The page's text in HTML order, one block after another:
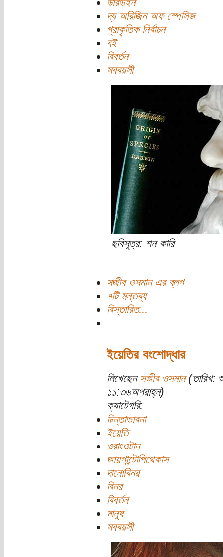
ডারউইন
দ্য অরিজিন অফ স্পেসিজ
প্রাকৃতিক নির্বাচন
বই
বিবর্তন
সববয়সী
ছবিসূত্র: শন কারি
সজীব ওসমান এর ব্লগ
৭টি মন্তব্য
বিস্তারিত...
ইয়েতির বংশোদ্ধার
লিখেছেন সজীব ওসমান(তারিখ:
১১:৩৬অপরাহ্ন)
ক্যাটেগরি:
চিন্তাভাবনা
ইয়েতি
ওরাংওটান
জায়গান্টোপিথেকাস
দানোবিনর
বিনর
বিবর্তন
মানুষ
সববয়সী